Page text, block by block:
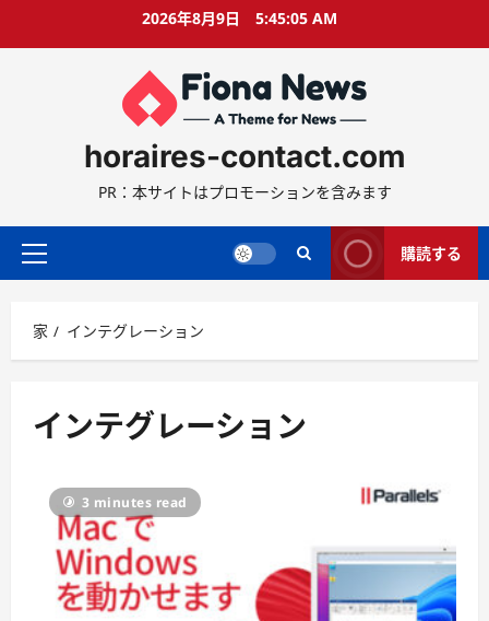
2026年8月9日 5:45:05 AM
horaires-contact.com
PR：本サイトはプロモーションを含みます
プ
マ
リ
メ
ニ
購読する
家 インテグレーション
インテグレーション
3 minutes read